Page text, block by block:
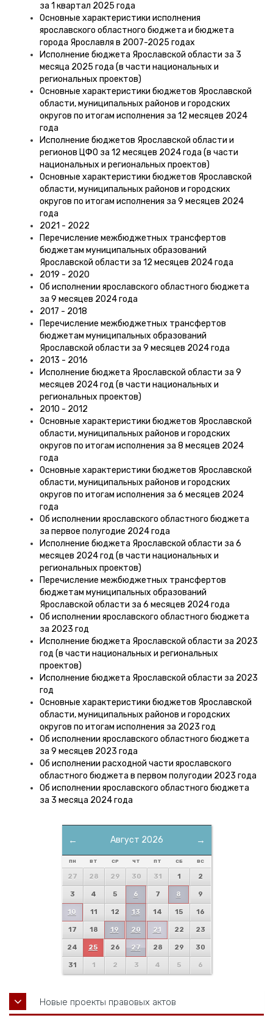
за 1 квартал 2025 года
Основные характеристики исполнения
ярославского областного бюджета и бюджета
города Ярославля в 2007-2025 годах
Исполнение бюджета Ярославской области за 3
месяца 2025 года (в части национальных и
региональных проектов)
Основные характеристики бюджетов Ярославской
области, муниципальных районов и городских
округов по итогам исполнения за 12 месяцев 2024
года
Исполнение бюджетов Ярославской области и
регионов ЦФО за 12 месяцев 2024 года (в части
национальных и региональных проектов)
Основные характеристики бюджетов Ярославской
области, муниципальных районов и городских
округов по итогам исполнения за 9 месяцев 2024
года
2021 - 2022
Перечисление межбюджетных трансфертов
бюджетам муниципальных образований
Ярославской области за 12 месяцев 2024 года
2019 - 2020
Об исполнении ярославского областного бюджета
за 9 месяцев 2024 года
2017 - 2018
Перечисление межбюджетных трансфертов
бюджетам муниципальных образований
Ярославской области за 9 месяцев 2024 года
2013 - 2016
Исполнение бюджета Ярославской области за 9
месяцев 2024 год (в части национальных и
региональных проектов)
2010 - 2012
Основные характеристики бюджетов Ярославской
области, муниципальных районов и городских
округов по итогам исполнения за 8 месяцев 2024
года
Основные характеристики бюджетов Ярославской
области, муниципальных районов и городских
округов по итогам исполнения за 6 месяцев 2024
года
Об исполнении ярославского областного бюджета
за первое полугодие 2024 года
Исполнение бюджета Ярославской области за 6
месяцев 2024 год (в части национальных и
региональных проектов)
Перечисление межбюджетных трансфертов
бюджетам муниципальных образований
Ярославской области за 6 месяцев 2024 года
Об исполнении ярославского областного бюджета
за 2023 год
Исполнение бюджета Ярославской области за 2023
год (в части национальных и региональных
проектов)
Исполнение бюджета Ярославской области за 2023
год
Основные характеристики бюджетов Ярославской
области, муниципальных районов и городских
округов по итогам исполнения за 2023 год
Об исполнении ярославского областного бюджета
за 9 месяцев 2023 года
Об исполнении расходной части ярославского
областного бюджета в первом полугодии 2023 года
Об исполнении ярославского областного бюджета
за 3 месяца 2024 года
← →
Август 2026
ПН ВТ СР ЧТ ПТ СБ ВС
27 28 29 30 31 1 2
3 4 5 6 7 8 9
10 11 12 13 14 15 16
17 18 19 20 21 22 23
24 25 26 27 28 29 30
31 1 2 3 4 5 6
Новые проекты правовых актов